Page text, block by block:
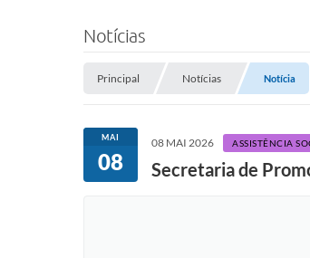
Notícias
Principal Notícias Notícia
MAI
08
08 MAI 2026 ASSISTÊNCIA
Secretaria de